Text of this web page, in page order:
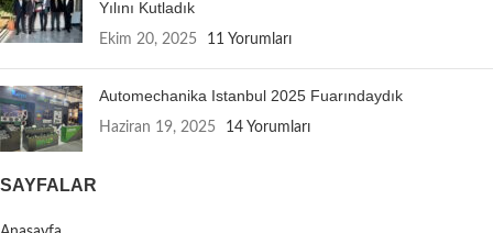
Yılını Kutladık
Ekim 20, 2025 11 Yorumları
Automechanika Istanbul 2025 Fuarındaydık
Haziran 19, 2025 14 Yorumları
SAYFALAR